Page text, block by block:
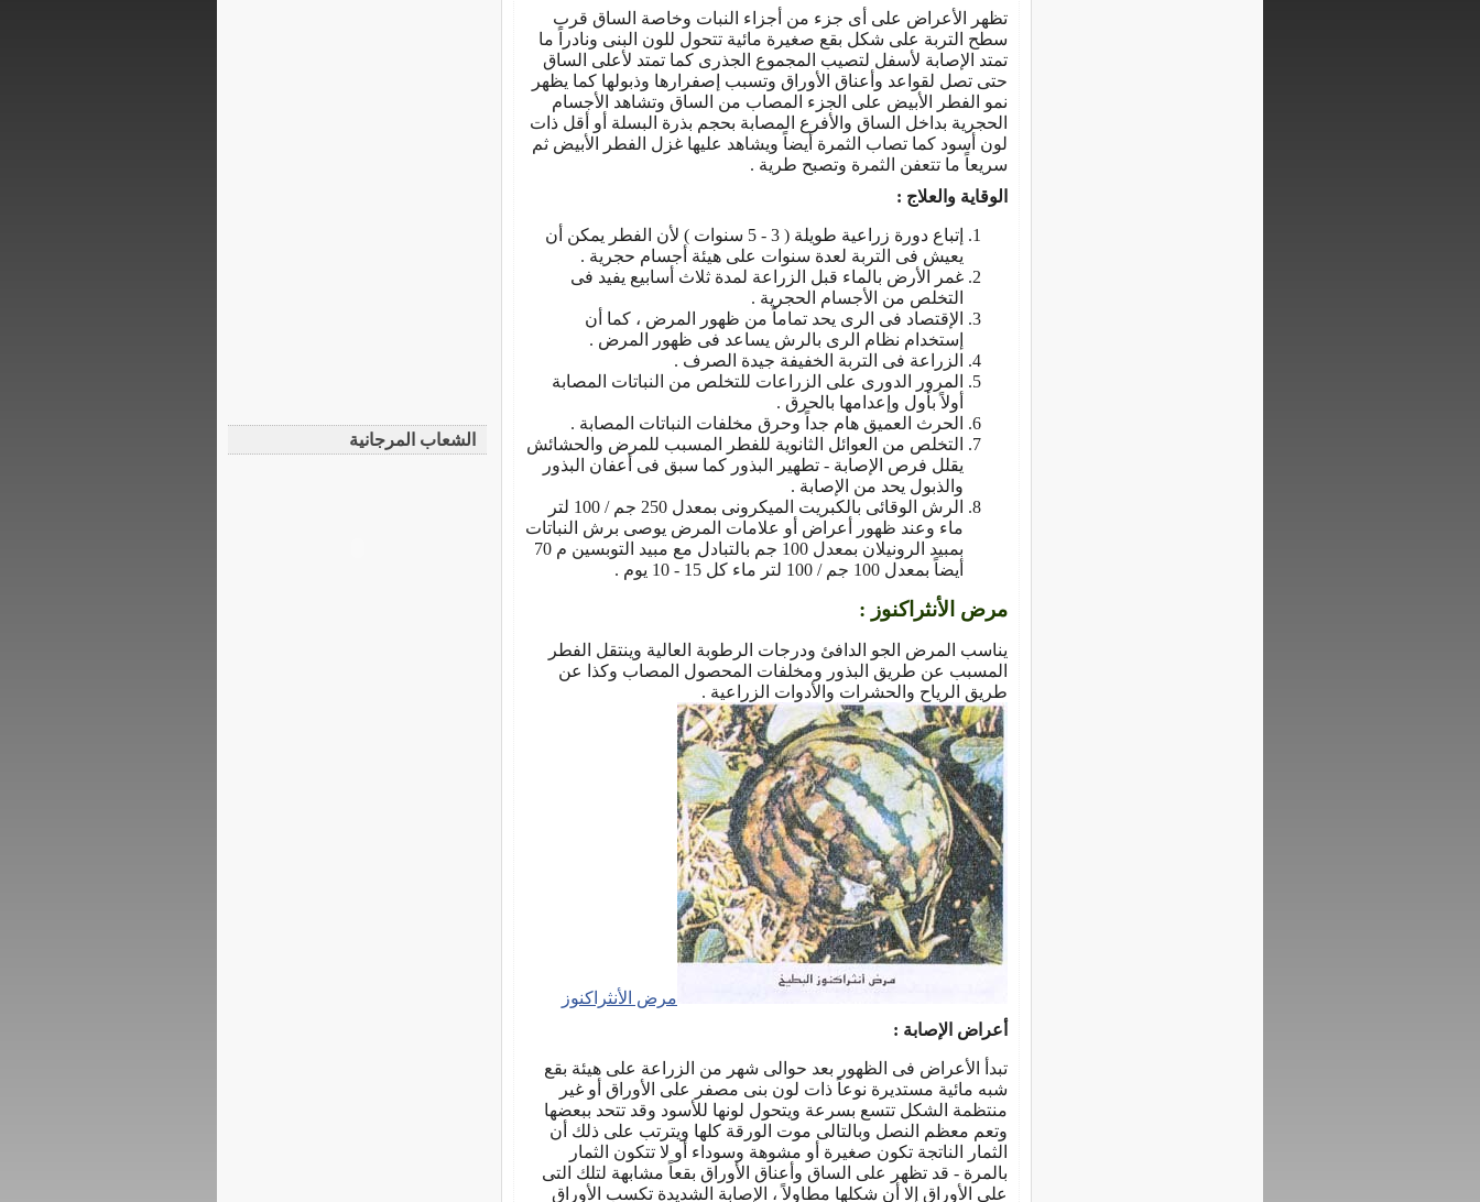
تظهر الأعراض على أى جزء من أجزاء النبات وخاصة الساق قرب
سطح التربة على شكل بقع صغيرة مائية تتحول للون البنى ونادراً ما
تمتد الإصابة لأسفل لتصيب المجموع الجذرى كما تمتد لأعلى الساق
حتى تصل لقواعد وأعناق الأوراق وتسبب إصفرارها وذبولها كما يظهر
نمو الفطر الأبيض على الجزء المصاب من الساق وتشاهد الأجسام
الحجرية بداخل الساق والأفرع المصابة بحجم بذرة البسلة أو أقل ذات
لون أسود كما تصاب الثمرة أيضاً ويشاهد عليها غزل الفطر الأبيض ثم
سريعاً ما تتعفن الثمرة وتصبح طرية .
الوقاية والعلاج :
إتباع دورة زراعية طويلة ( 3 - 5 سنوات ) لأن الفطر يمكن أن
يعيش فى التربة لعدة سنوات على هيئة أجسام حجرية .
غمر الأرض بالماء قبل الزراعة لمدة ثلاث أسابيع يفيد فى
التخلص من الأجسام الحجرية .
الإقتصاد فى الرى يحد تماماً من ظهور المرض ، كما أن
إستخدام نظام الرى بالرش يساعد فى ظهور المرض .
الزراعة فى التربة الخفيفة جيدة الصرف .
المرور الدورى على الزراعات للتخلص من النباتات المصابة
أولاً بأول وإعدامها بالحرق .
الحرث العميق هام جداً وحرق مخلفات النباتات المصابة .
التخلص من العوائل الثانوية للفطر المسبب للمرض والحشائش
يقلل فرص الإصابة - تطهير البذور كما سبق فى أعفان البذور
والذبول يحد من الإصابة .
الرش الوقائى بالكبريت الميكرونى بمعدل 250 جم / 100 لتر
ماء وعند ظهور أعراض أو علامات المرض يوصى برش النباتات
بمبيد الرونيلان بمعدل 100 جم بالتبادل مع مبيد التوبسين م 70
أيضاً بمعدل 100 جم / 100 لتر ماء كل 15 - 10 يوم .
مرض الأنثراكنوز :
يناسب المرض الجو الدافئ ودرجات الرطوبة العالية وينتقل الفطر
المسبب عن طريق البذور ومخلفات المحصول المصاب وكذا عن
طريق الرياح والحشرات والأدوات الزراعية .
مرض الأنثراكنوز
أعراض الإصابة :
تبدأ الأعراض فى الظهور بعد حوالى شهر من الزراعة على هيئة بقع
شبه مائية مستديرة نوعاً ذات لون بنى مصفر على الأوراق أو غير
منتظمة الشكل تتسع بسرعة ويتحول لونها للأسود وقد تتحد ببعضها
وتعم معظم النصل وبالتالى موت الورقة كلها ويترتب على ذلك أن
الثمار الناتجة تكون صغيرة أو مشوهة وسوداء أو لا تتكون الثمار
بالمرة - قد تظهر على الساق وأعناق الأوراق بقعاً مشابهة لتلك التى
على الأوراق إلا أن شكلها مطاولاً ، الإصابة الشديدة تكسب الأوراق
الشعاب المرجانية